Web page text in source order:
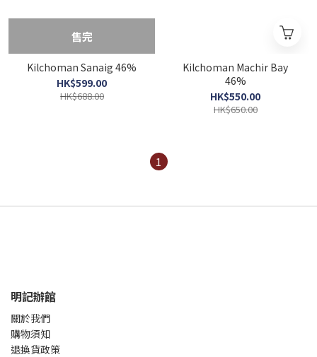
售完
Kilchoman Sanaig 46%
HK$599.00
HK$688.00
Kilchoman Machir Bay
46%
HK$550.00
HK$650.00
1
明記辦館
關於我們
購物須知
退換貨政策